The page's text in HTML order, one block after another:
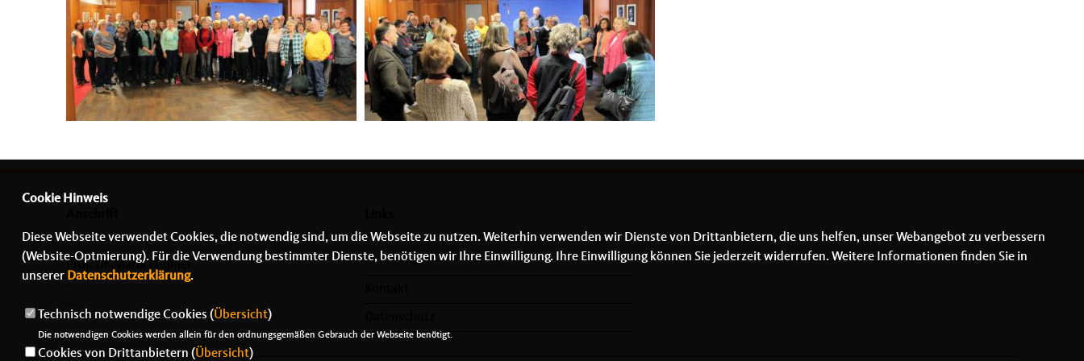
Prof. Dr. Maria Böhmer
Impressum
Cookie Hinweis
Diese Webseite verwendet Cookies, die notwendig sind, um die Webseite zu nutzen. Weiterhin verwenden wir Dienste von Drittanbietern, die uns helfen, unser Webangebot zu verbessern
(Website-Optmierung). Für die Verwendung bestimmter Dienste, benötigen wir Ihre Einwilligung. Ihre Einwilligung können Sie jederzeit widerrufen. Weitere Informationen finden Sie in
unserer Datenschutzerklärung.
Technisch notwendige Cookies (Übersicht)
Die notwendigen Cookies werden allein für den ordnungsgemäßen Gebrauch der Webseite benötigt.
Cookies von Drittanbietern (Übersicht)